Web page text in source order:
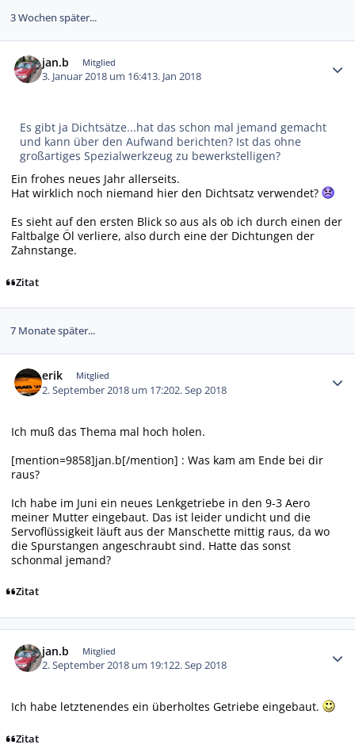
3 Wochen später...
jan.b Mitglied
3. Januar 2018 um 16:413. Jan 2018
Es gibt ja Dichtsätze...hat das schon mal jemand gemacht
und kann über den Aufwand berichten? Ist das ohne
großartiges Spezialwerkzeug zu bewerkstelligen?
Ein frohes neues Jahr allerseits.
Hat wirklich noch niemand hier den Dichtsatz verwendet?
Es sieht auf den ersten Blick so aus als ob ich durch einen der
Faltbalge Öl verliere, also durch eine der Dichtungen der
Zahnstange.
Zitat
7 Monate später...
erik Mitglied
2. September 2018 um 17:202. Sep 2018
Ich muß das Thema mal hoch holen.
[mention=9858]jan.b[/mention] : Was kam am Ende bei dir
raus?
Ich habe im Juni ein neues Lenkgetriebe in den 9-3 Aero
meiner Mutter eingebaut. Das ist leider undicht und die
Servoflüssigkeit läuft aus der Manschette mittig raus, da wo
die Spurstangen angeschraubt sind. Hatte das sonst
schonmal jemand?
Zitat
jan.b Mitglied
2. September 2018 um 19:122. Sep 2018
Ich habe letztenendes ein überholtes Getriebe eingebaut.
Zitat